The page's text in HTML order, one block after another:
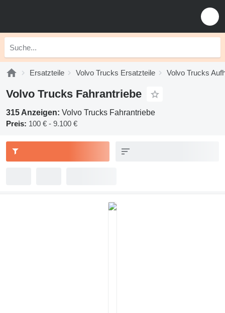
Ersatzteile Volvo Trucks Ersatzteile Volvo Trucks
Volvo Trucks Fahrantriebe
315 Anzeigen: Volvo Trucks Fahrantriebe
Preis: 100 € - 9.100 €